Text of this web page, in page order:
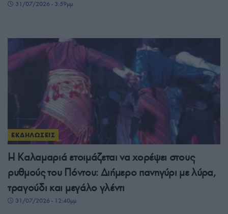
31/07/2026 - 3:59μμ
ΕΚΔΗΛΩΣΕΙΣ
Η Καλαμαριά ετοιμάζεται να χορέψει στους
ρυθμούς του Πόντου: Διήμερο πανηγύρι με λύρα,
τραγούδι και μεγάλο γλέντι
31/07/2026 - 12:40μμ